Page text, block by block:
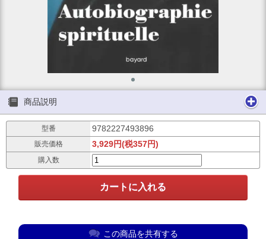
商品説明
型番 9782227493896
販売価格 3,929円(税357円)
購入数
この商品を共有する